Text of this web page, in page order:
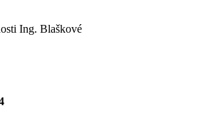
Ing. Blaškové